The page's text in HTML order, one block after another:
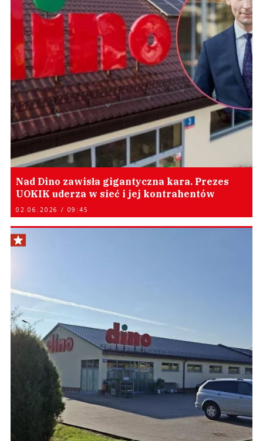
Nad Dino zawisła gigantyczna kara. Prezes
UOKIK uderza w sieć i jej kontrahentów
02.06.2026 / 09:45